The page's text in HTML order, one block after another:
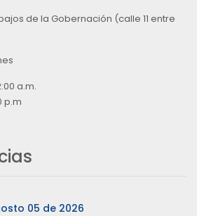
de la Gobernación (calle 11 entre
a.m.
p.m
05 de 2026